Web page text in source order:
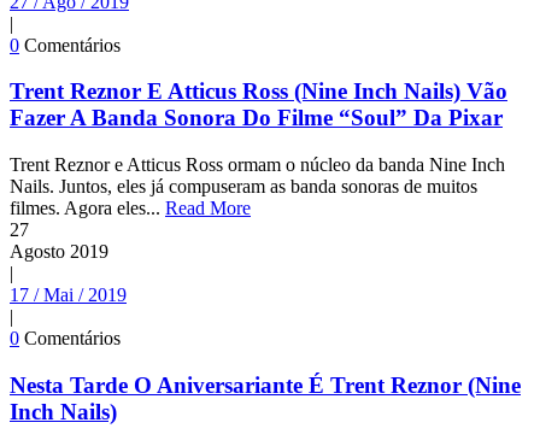
|
0 Comentários
Trent Reznor E Atticus Ross (Nine Inch Nails) Vão
Fazer A Banda Sonora Do Filme “Soul” Da Pixar
Trent Reznor e Atticus Ross ormam o núcleo da banda Nine Inch
Nails. Juntos, eles já compuseram as banda sonoras de muitos
filmes. Agora eles... Read More
27
Agosto 2019
|
17 / Mai / 2019
|
0 Comentários
Nesta Tarde O Aniversariante É Trent Reznor (Nine
Inch Nails)